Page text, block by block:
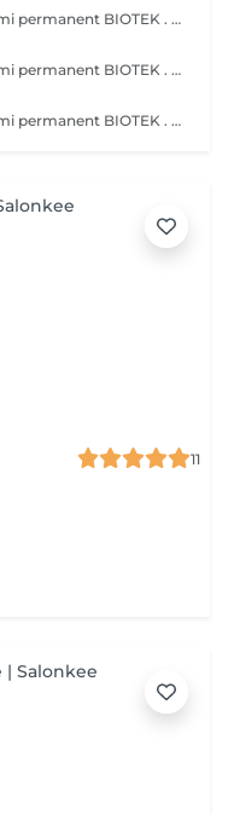
Le leader mondial du maquillage semi permanent BIOTEK . TECHNIQUE sourcils effet ombré poudré très naturel, travailler avec des différentes aiguilles et plusieurs pigments pour réaliser cet effet. 50 à 60% des pigments s'estompent après cicatrisation . Avec une retouche comprise après 1 mois . IMPORTANT: Dans le cas où la prestation du maquillage semi permanent précédente était effectuée par un autre prestataire du service, la prestation chez Mymeili sera facturée au tarif complet. Annulation 48h avant la date du rendez-vous merci
Le leader mondial du maquillage semi permanent BIOTEK . TECHNIQUE sourcils effet ombré poudré très naturel, travailler avec des différentes aiguilles et plusieurs pigments pour réaliser cet effet. 50 à 60% des pigments s'estompent après cicatrisation . Avec une retouche comprise après 1 mois . IMPORTANT: Dans le cas où la prestation du maquillage semi permanent précédente était effectuée par un autre prestataire du service, la prestation chez Mymeili sera facturée au tarif complet. Annulation 48h avant la date du rendez-vous merci
Le leader mondial du maquillage semi permanent BIOTEK . TECHNIQUE sourcils effet ombré poudré très naturel, travailler avec des différentes aiguilles et plusieurs pigments pour réaliser cet effet. 50 à 60% des pigments s'estompent après cicatrisation . Avec une retouche comprise après 1 mois . IMPORTANT: Dans le cas où la prestation du maquillage semi permanent précédente était effectuée par un autre prestataire du service, la prestation chez Mymeili sera facturée au tarif complet. Annulation 48h avant la date du rendez-vous merci
11